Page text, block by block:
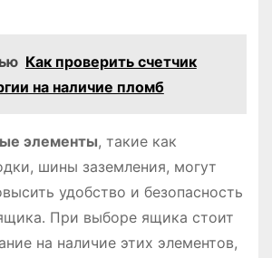
Как проверить счетчик
на наличие пломб
элементы, такие как
шины заземления, могут
удобство и безопасность
При выборе ящика стоит
на наличие этих элементов,